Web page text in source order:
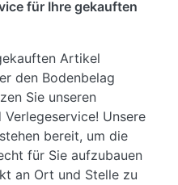
für Ihre gekauften
Artikel
den Bodenbelag
Sie unseren
Unsere
bereit, um die
für Sie aufzubauen
an Ort und Stelle zu